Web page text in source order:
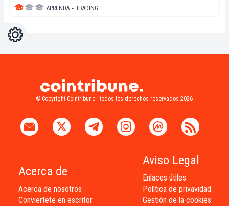
APRENDA ▪ TRADING
Ajustes
© Copyright Cointribune - todos los derechos reservados 2026
Acerca de
Acerca de nosotros
Conviertete en escritor
Aviso Legal
Enlaces útiles
Polìtica de privavidad
Gestiòn de la cookies